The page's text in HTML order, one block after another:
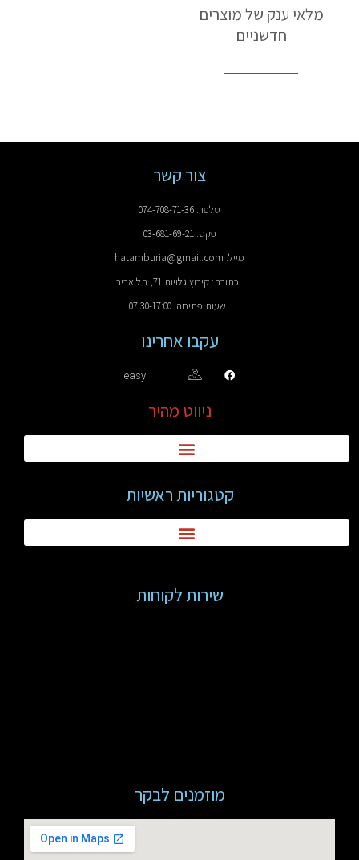
מלאי ענק של מוצרים
חדשניים
צור קשר
טלפון: 074-708-71-36
פקס: 03-681-69-21
מייל: hatamburia@gmail.com
כתובת: קיבוץ גלויות 71, תל אביב
שעות פתיחה: 07:30-17:00
עקבו אחרינו
easy
ניווט מהיר
קטגוריות ראשיות
שירות לקוחות
מוזמנים לבקר